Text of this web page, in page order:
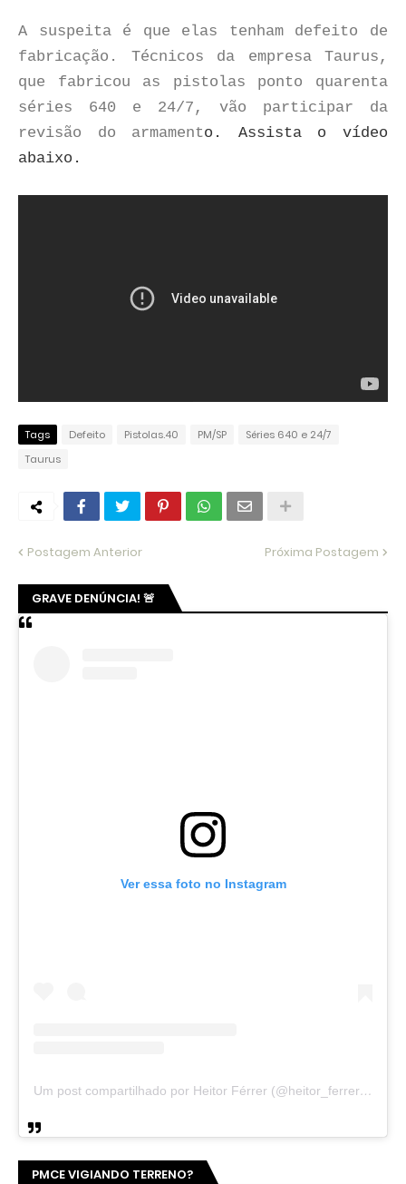
A suspeita é que elas tenham defeito de
fabricação. Técnicos da empresa Taurus,
que fabricou as pistolas ponto quarenta
séries 640 e 24/7, vão participar da
revisão do armamento. Assista o vídeo
abaixo.
Tags Defeito Pistolas.40 PM/SP
Séries 640 e 24/7
Taurus
Postagem Anterior Próxima Postagem
GRAVE DENÚNCIA! 🚨
Ver essa foto no Instagram
Um post compartilhado por Heitor Férrer (@heitor_ferrer77)
PMCE VIGIANDO TERRENO?